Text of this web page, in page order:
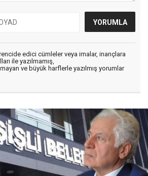
edici cümleler veya imalar, inançlara
ile yazılmamış,
ve büyük harflerle yazılmış yorumlar